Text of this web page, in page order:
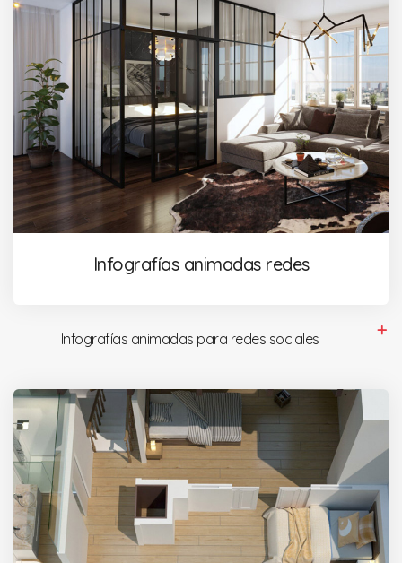
Infografías animadas redes
Infografías animadas para redes sociales